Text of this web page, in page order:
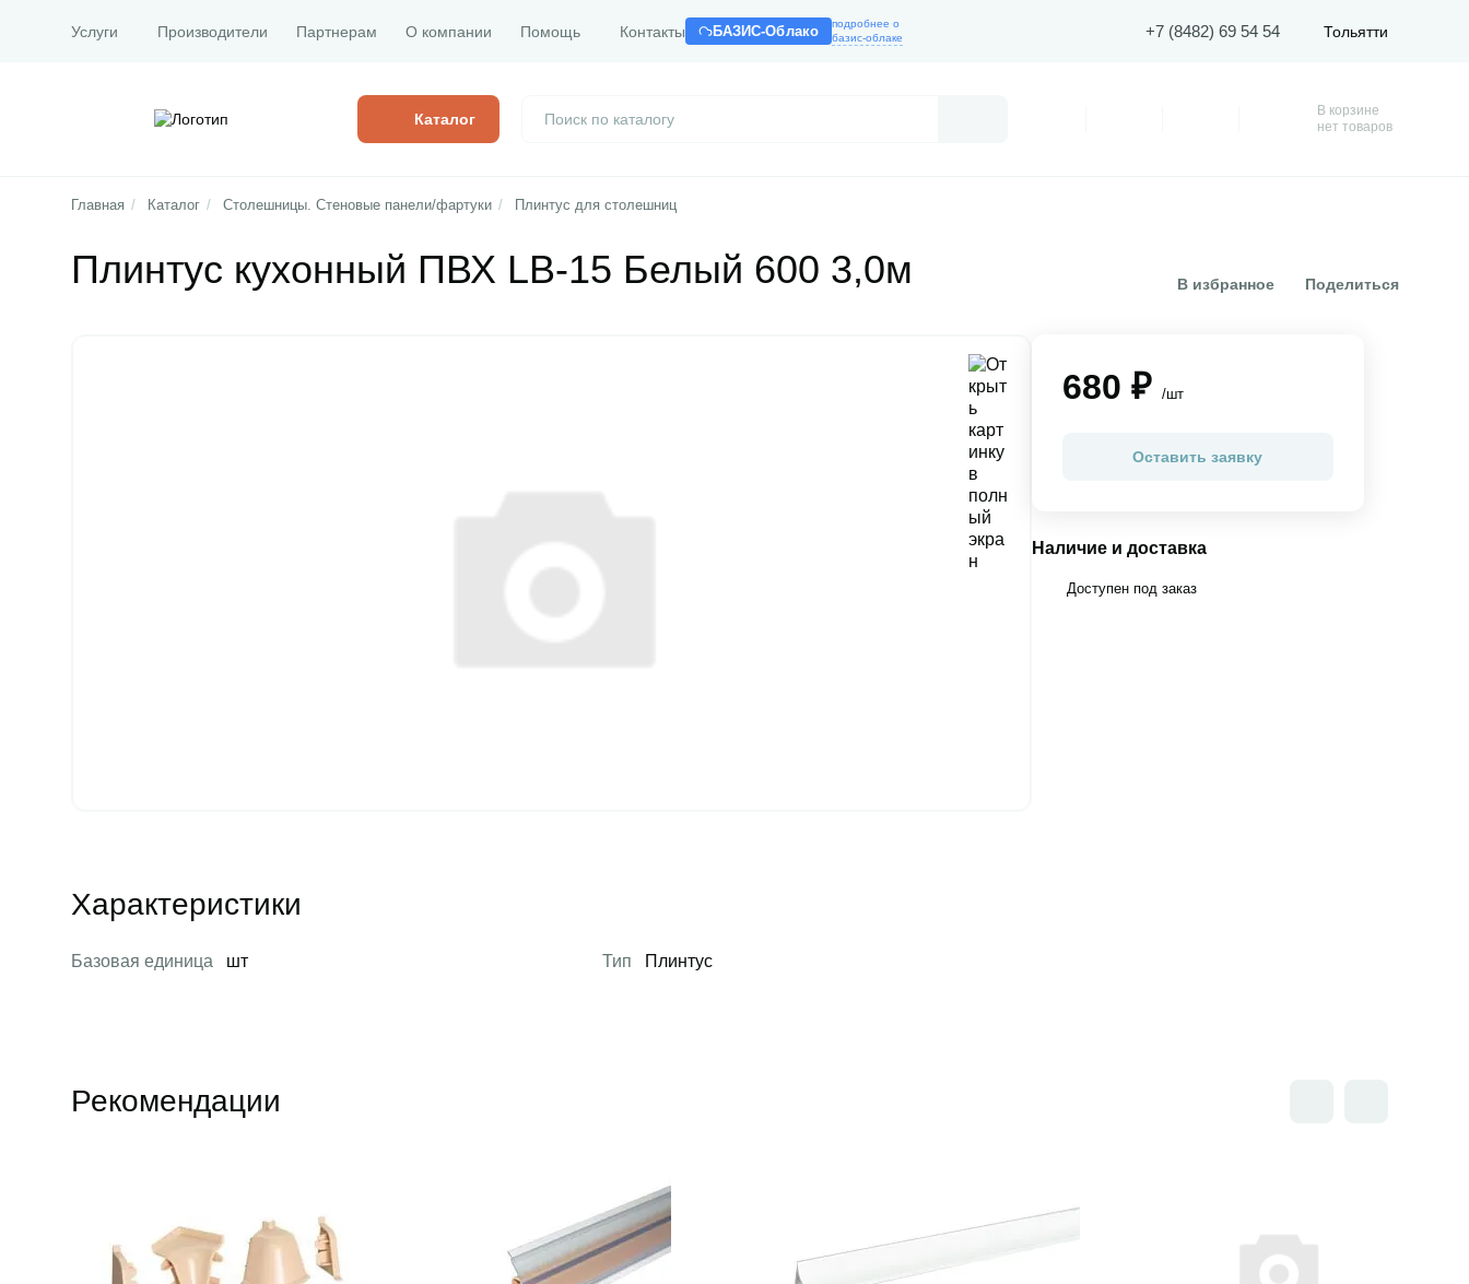
Услуги Производители Партнерам О компании Помощь Контакты БАЗИС-Облако
подробнее о
базис-облаке
+7 (8482) 69 54 54 Тольятти
Каталог Корзина
В корзине
нет товаров
Главная / Каталог / Столешницы. Стеновые панели/фартуки / Плинтус для столешниц
Плинтус кухонный ПВХ LB-15 Белый 600 3,0м В избранное Поделиться
680 ₽ /шт
Оставить заявку
Наличие и доставка
Доступен под заказ
Характеристики
Базовая единица шт Тип Плинтус
Рекомендации